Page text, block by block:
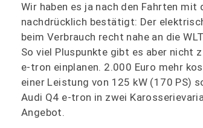
Wir haben es ja nach den Fahrten
nachdrücklich bestätigt: Der
beim Verbrauch recht nahe an die
So viel Pluspunkte gibt es aber nicht
e-tron einplanen. 2.000 Euro mehr
einer Leistung von 125 kW (170 PS)
Audi Q4 e-tron in zwei
Angebot.